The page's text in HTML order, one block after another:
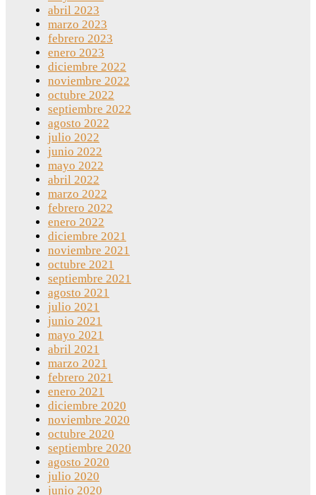
abril 2023
marzo 2023
febrero 2023
enero 2023
diciembre 2022
noviembre 2022
octubre 2022
septiembre 2022
agosto 2022
julio 2022
junio 2022
mayo 2022
abril 2022
marzo 2022
febrero 2022
enero 2022
diciembre 2021
noviembre 2021
octubre 2021
septiembre 2021
agosto 2021
julio 2021
junio 2021
mayo 2021
abril 2021
marzo 2021
febrero 2021
enero 2021
diciembre 2020
noviembre 2020
octubre 2020
septiembre 2020
agosto 2020
julio 2020
junio 2020